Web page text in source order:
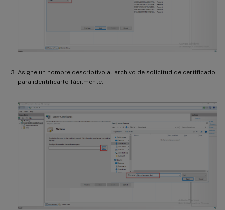
Asigne un nombre descriptivo al archivo de solicitud de certificado
para identificarlo fácilmente.